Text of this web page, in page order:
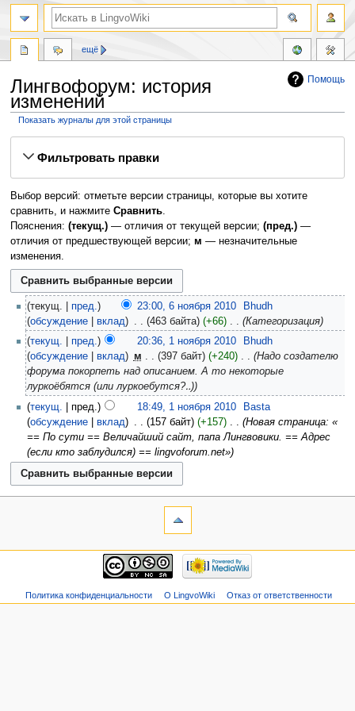
Помощь
Лингвофорум: история
изменений
Показать журналы для этой страницы
Фильтровать правки
Выбор версий: отметьте версии страницы, которые вы хотите
сравнить, и нажмите Сравнить.
Пояснения: (текущ.)— отличия от текущей версии; (пред.)—
отличия от предшествующей версии; м — незначительные
изменения.
текущ. пред. 23:00, 6 ноября 2010
Bhudh
обсуждение
вклад 463 байта +66 ‎
Категоризация
текущ.
пред. 20:36, 1 ноября 2010
Bhudh
обсуждение
вклад м 397 байт +240 ‎
Надо создателю
форума покорпеть над описанием. А то некоторые
луркоёбятся (или луркоебутся?‥)
текущ.
пред. 18:49, 1 ноября 2010
Basta
обсуждение
вклад 157 байт +157 ‎
Новая страница: «
== По сути == Величайший сайт, папа Лингвовики. == Адрес
(если кто заблудился) == lingvoforum.net»
ещё
Политика конфиденциальности О LingvoWiki Отказ от ответственности